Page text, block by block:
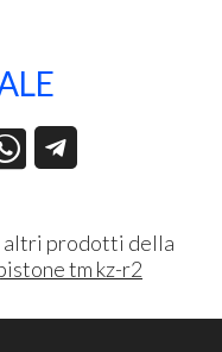
altri prodotti della
tm kz-r2